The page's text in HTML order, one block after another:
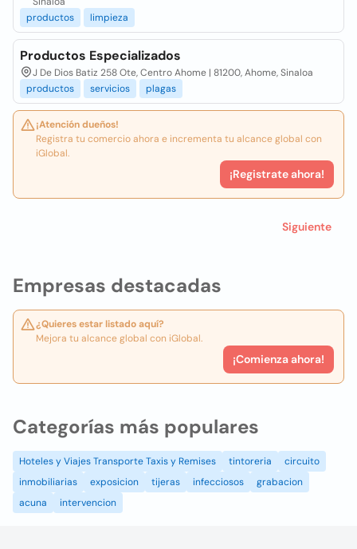
Empresas destacadas
¿Quieres estar listado aquí?
Mejora tu alcance global con iGlobal.
¡Comienza ahora!
productos
limpieza
Productos Especializados
J De Dios Batiz 258 Ote, Centro Ahome | 81200, Ahome, Sinaloa
productos
servicios plagas
¡Atención dueños!
Registra tu comercio ahora e incrementa tu alcance global con
iGlobal.
¡Registrate ahora!
Siguiente
Categorías más populares
Hoteles y Viajes Transporte Taxis y Remises tintoreria
circuito
inmobiliarias
exposicion tijeras infecciosos
grabacion
acuna
intervencion